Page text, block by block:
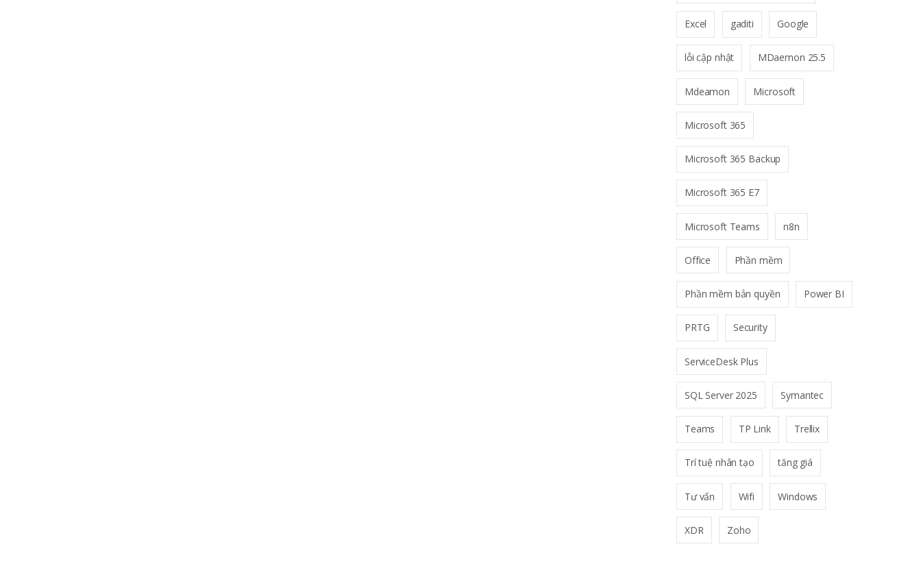
Excel gaditi Google
lỗi cập nhật MDaemon 25.5
Mdeamon Microsoft
Microsoft 365
Microsoft 365 Backup
Microsoft 365 E7
Microsoft Teams n8n
Office Phần mềm
Phần mềm bản quyền Power BI
PRTG Security
ServiceDesk Plus
SQL Server 2025 Symantec
Teams TP Link Trellix
Trí tuệ nhân tạo tăng giá
Tư vấn Wifi Windows
XDR Zoho